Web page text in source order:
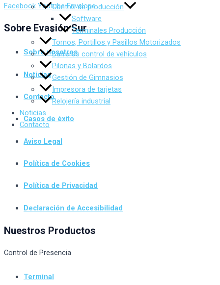
Control de producción
Software
Terminales Producción
Tornos, Portillos y Pasillos Motorizados
Barreras control de vehículos
Pilonas y Bolardos
Gestión de Gimnasios
Impresora de tarjetas
Relojería industrial
Noticias
Contacto
Facebook Youtube Envelope
Sobre Evasión Sur
Sobre nosotros
Noticias
Contacto
Casos de éxito
Aviso Legal
Política de Cookies
Política de Privacidad
Declaración de Accesibilidad
Nuestros Productos
Control de Presencia
Terminal